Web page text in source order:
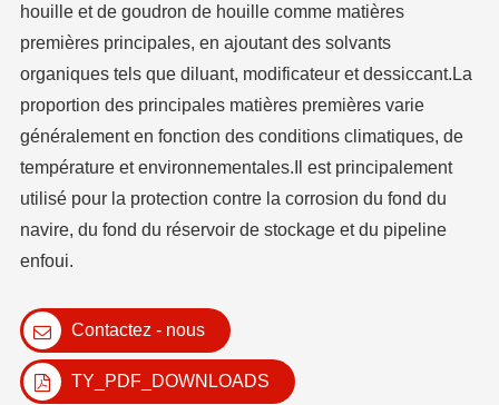
houille et de goudron de houille comme matières
premières principales, en ajoutant des solvants
organiques tels que diluant, modificateur et dessiccant.La
proportion des principales matières premières varie
généralement en fonction des conditions climatiques, de
température et environnementales.Il est principalement
utilisé pour la protection contre la corrosion du fond du
navire, du fond du réservoir de stockage et du pipeline
enfoui.
Contactez - nous
TY_PDF_DOWNLOADS